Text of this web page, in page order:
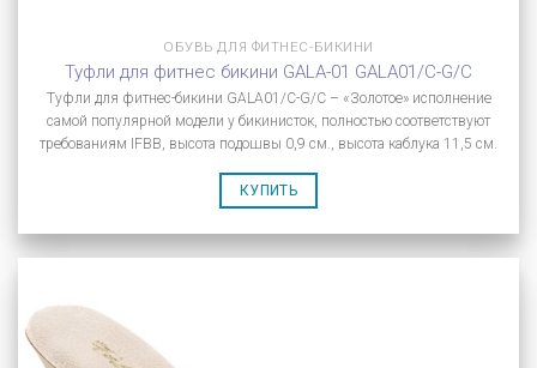
ОБУВЬ ДЛЯ ФИТНЕС-БИКИНИ
Туфли для фитнес бикини GALA-01 GALA01/C-G/C
Туфли для фитнес-бикини GALA01/C-G/C – «Золотое» исполнение
самой популярной модели у бикинисток, полностью соответствуют
требованиям IFBB, высота подошвы 0,9 см., высота каблука 11,5 см.
КУПИТЬ